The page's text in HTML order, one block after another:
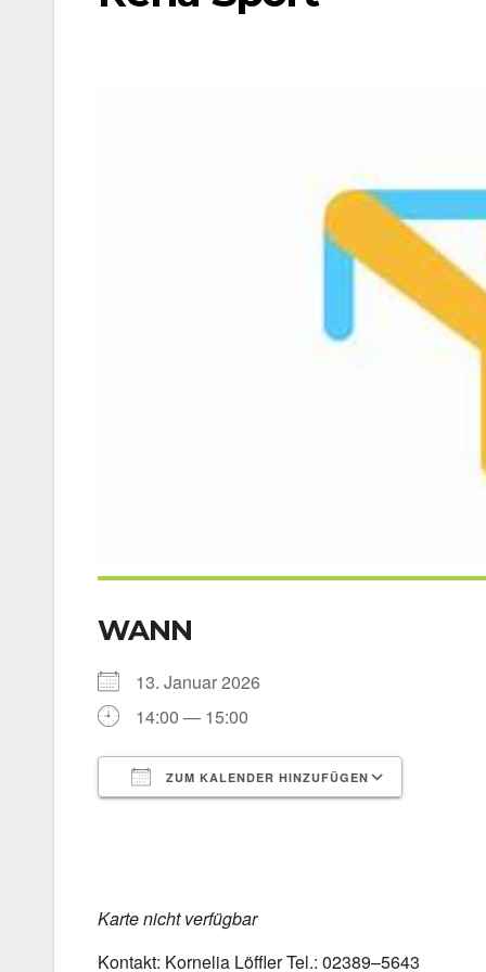
WANN
13. Janu­ar 2026
14:00 — 15:00
ZUM KALENDER HINZUFÜGEN
Kar­te nicht ver­füg­bar
Kon­takt: Kor­ne­lia Löff­ler Tel.: 02389–5643